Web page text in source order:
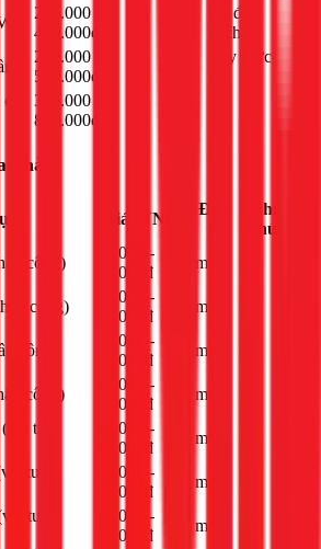
200.000 -
400.000đ
Có đục
gạch
250.000 -
500.000đ
Tùy mức
300.000 -
800.000đ
nhà
Giá (VNĐ)
Đơn
Ghi
chú
công)
20.000 -
30.000đ
m²
công)
25.000 -
35.000đ
m²
công)
40.000 -
55.000đ
m²
công)
35.000 -
50.000đ
m²
tư +
45.000 -
65.000đ
m²
tư +
40.000 -
60.000đ
m²
tư +
35.000 -
55.000đ
m²